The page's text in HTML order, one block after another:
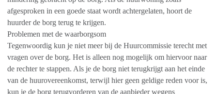
afgesproken in een goede staat wordt achtergelaten, hoort de
huurder de borg terug te krijgen.
Problemen met de waarborgsom
Tegenwoordig kun je niet meer bij de Huurcommissie terecht met
vragen over de borg. Het is alleen nog mogelijk om hiervoor naar
de rechter te stappen. Als je de borg niet terugkrijgt aan het einde
van de huurovereenkomst, terwijl hier geen geldige reden voor is,
kun je de borg terugvorderen van de aanbieder wegens